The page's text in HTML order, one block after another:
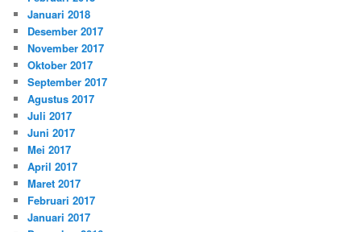
Januari 2018
Desember 2017
November 2017
Oktober 2017
September 2017
Agustus 2017
Juli 2017
Juni 2017
Mei 2017
April 2017
Maret 2017
Februari 2017
Januari 2017